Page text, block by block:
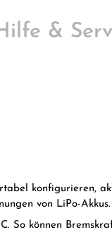
&
konfigurieren,
von LiPo-Akkus.
So können